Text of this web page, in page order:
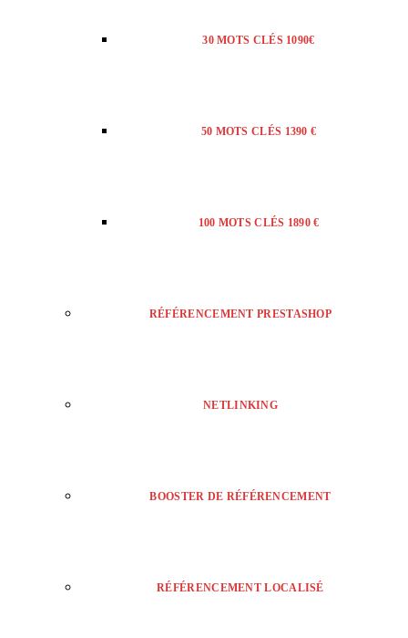
30 MOTS CLÉS 1090€
50 MOTS CLÉS 1390 €
100 MOTS CLÉS 1890 €
RÉFÉRENCEMENT PRESTASHOP
NETLINKING
BOOSTER DE RÉFÉRENCEMENT
RÉFÉRENCEMENT LOCALISÉ